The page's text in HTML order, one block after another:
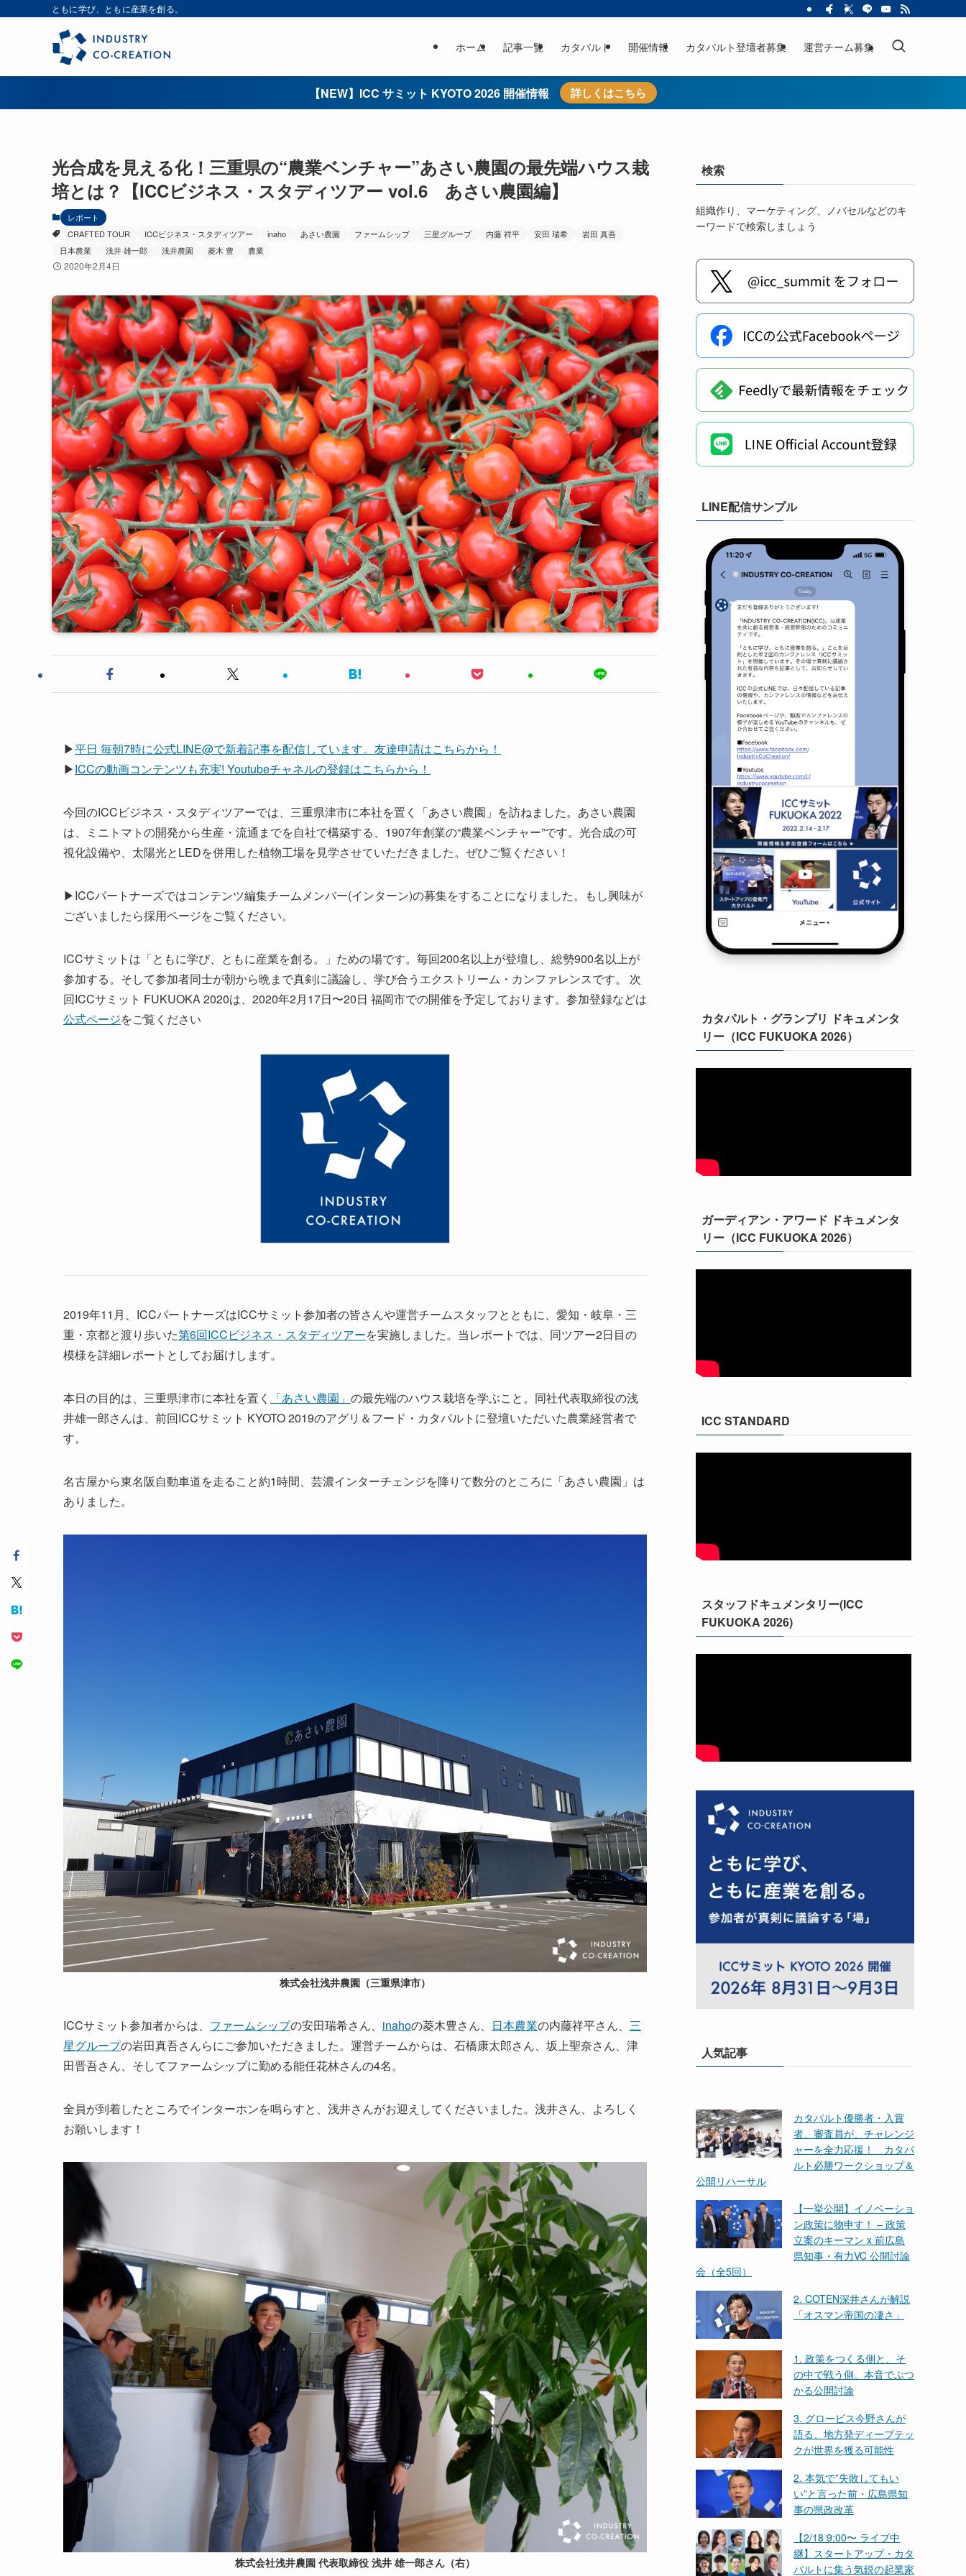
ともに学び、ともに産業を創る。
ホーム 記事一覧 カタパルト 開催情報 カタパルト登壇者募集 運営チーム募集
【NEW】ICC サミット KYOTO 2026 開催情報 詳しくはこちら
光合成を見える化！三重県の“農業ベンチャー”あさい農園の最先端ハウス栽
培とは？【ICCビジネス・スタディツアー vol.6 あさい農園編】
レポート
CRAFTED TOUR
ICCビジネス・スタディツアー inaho あさい農園 ファームシップ 三星グループ 内藤 祥平 安田 瑞希
岩田 真吾
日本農業
浅井 雄一郎 浅井農園 菱木 豊 農業
2020年2月4日
▶平日 毎朝7時に公式LINE@で新着記事を配信しています。友達申請はこちらから！
▶ICCの動画コンテンツも充実! Youtubeチャネルの登録はこちらから！
今回のICCビジネス・スタディツアーでは、三重県津市に本社を置く「あさい農園」を訪ねました。あさい農園
は、ミニトマトの開発から生産・流通までを自社で構築する、1907年創業の“農業ベンチャー”です。光合成の可
視化設備や、太陽光とLEDを併用した植物工場を見学させていただきました。ぜひご覧ください！
▶ICCパートナーズではコンテンツ編集チームメンバー(インターン)の募集をすることになりました。もし興味が
ございましたら採用ページをご覧ください。
ICCサミットは「ともに学び、ともに産業を創る。」ための場です。毎回200名以上が登壇し、総勢900名以上が
参加する。そして参加者同士が朝から晩まで真剣に議論し、学び合うエクストリーム・カンファレンスです。 次
回ICCサミット FUKUOKA 2020は、2020年2月17日〜20日 福岡市での開催を予定しております。参加登録などは
公式ページをご覧ください
2019年11月、ICCパートナーズはICCサミット参加者の皆さんや運営チームスタッフとともに、愛知・岐阜・三
重・京都と渡り歩いた第6回ICCビジネス・スタディツアーを実施しました。当レポートでは、同ツアー2日目の
模様を詳細レポートとしてお届けします。
本日の目的は、三重県津市に本社を置く 「あさい農園」 の最先端のハウス栽培を学ぶこと。同社代表取締役の浅
井雄一郎さんは、前回ICCサミット KYOTO 2019のアグリ＆フード・カタパルトに登壇いただいた農業経営者で
す。
名古屋から東名阪自動車道を走ること約1時間、芸濃インターチェンジを降りて数分のところに「あさい農園」は
ありました。
株式会社浅井農園（三重県津市）
ICCサミット参加者からは、 ファームシップの安田瑞希さん、 inahoの菱木豊さん、 日本農業の内藤祥平さん、 三
星グループの岩田真吾さんらにご参加いただきました。運営チームからは、石橋康太郎さん、坂上聖奈さん、津
田晋吾さん、そしてファームシップに勤める能任花林さんの4名。
全員が到着したところでインターホンを鳴らすと、浅井さんがお迎えしてくださいました。浅井さん、よろしく
お願いします！
株式会社浅井農園 代表取締役 浅井 雄一郎さん（右）
検索
組織作り、マーケティング、ノバセルなどのキ
ーワードで検索しましょう
LINE配信サンプル
カタパルト・グランプリ ドキュメンタ
リー（ICC FUKUOKA 2026）
ガーディアン・アワード ドキュメンタ
リー（ICC FUKUOKA 2026）
ICC STANDARD
スタッフドキュメンタリー(ICC
FUKUOKA 2026)
人気記事
カタパルト優勝者・入賞
者、審査員が、チャレンジ
ャーを全力応援！ カタパ
ルト必勝ワークショップ＆
公開リハーサル
【一挙公開】イノベーショ
ン政策に物申す！ – 政策
立案のキーマン x 前広島
県知事・有力VC 公開討論
会（全5回）
2. COTEN深井さんが解説
「オスマン帝国の凄さ」
1. 政策をつくる側と、そ
の中で戦う側。本音でぶつ
かる公開討論
3. グロービス今野さんが
語る、地方発ディープテッ
クが世界を獲る可能性
2. 本気で”失敗してもい
い”と言った前・広島県知
事の県政改革
【2/18 9:00〜 ライブ中
継】スタートアップ・カタ
パルトに集う気鋭の起業家